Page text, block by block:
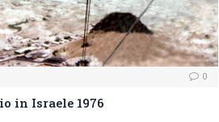
0
in Israele 1976